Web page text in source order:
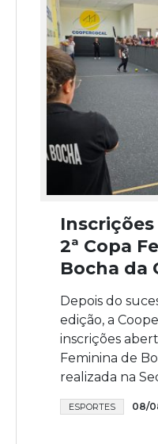
2ª Copa
Bocha da
Depois do
edição, a
inscrições
Feminina de
realizada na
ESPORTES 08/